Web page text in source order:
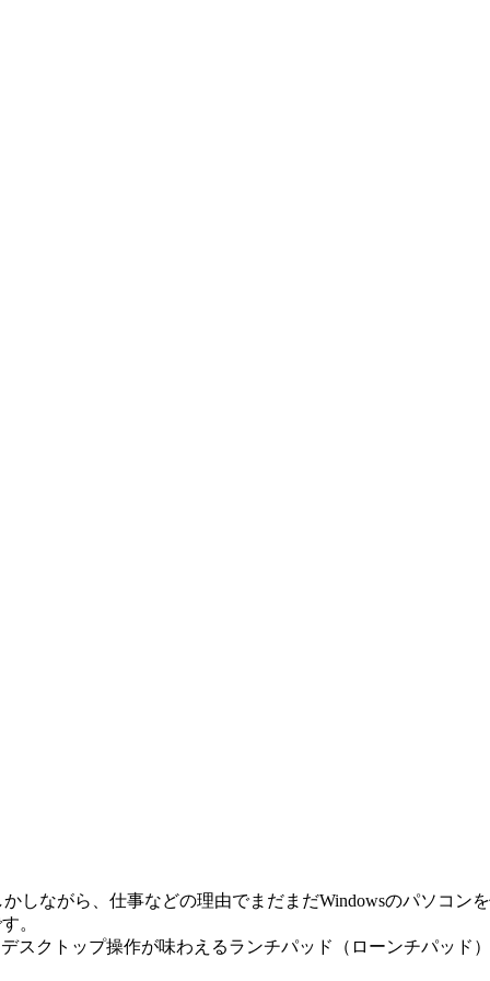
しながら、仕事などの理由でまだまだWindowsのパソコン
。
スクトップ操作が味わえるランチパッド（ローンチパッド